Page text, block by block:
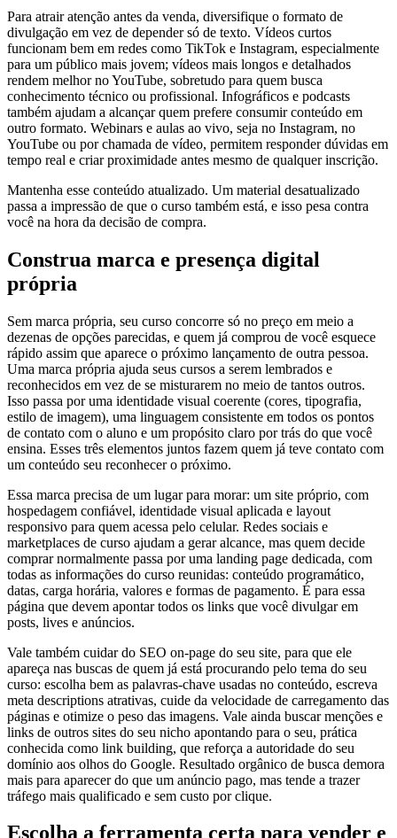
Para atrair atenção antes da venda, diversifique o formato de
divulgação em vez de depender só de texto. Vídeos curtos
funcionam bem em redes como TikTok e Instagram, especialmente
para um público mais jovem; vídeos mais longos e detalhados
rendem melhor no YouTube, sobretudo para quem busca
conhecimento técnico ou profissional. Infográficos e podcasts
também ajudam a alcançar quem prefere consumir conteúdo em
outro formato. Webinars e aulas ao vivo, seja no Instagram, no
YouTube ou por chamada de vídeo, permitem responder dúvidas em
tempo real e criar proximidade antes mesmo de qualquer inscrição.
Mantenha esse conteúdo atualizado. Um material desatualizado
passa a impressão de que o curso também está, e isso pesa contra
você na hora da decisão de compra.
Construa marca e presença digital
própria
Sem marca própria, seu curso concorre só no preço em meio a
dezenas de opções parecidas, e quem já comprou de você esquece
rápido assim que aparece o próximo lançamento de outra pessoa.
Uma marca própria ajuda seus cursos a serem lembrados e
reconhecidos em vez de se misturarem no meio de tantos outros.
Isso passa por uma identidade visual coerente (cores, tipografia,
estilo de imagem), uma linguagem consistente em todos os pontos
de contato com o aluno e um propósito claro por trás do que você
ensina. Esses três elementos juntos fazem quem já teve contato com
um conteúdo seu reconhecer o próximo.
Essa marca precisa de um lugar para morar: um site próprio, com
hospedagem confiável, identidade visual aplicada e layout
responsivo para quem acessa pelo celular. Redes sociais e
marketplaces de curso ajudam a gerar alcance, mas quem decide
comprar normalmente passa por uma landing page dedicada, com
todas as informações do curso reunidas: conteúdo programático,
datas, carga horária, valores e formas de pagamento. É para essa
página que devem apontar todos os links que você divulgar em
posts, lives e anúncios.
Vale também cuidar do SEO on-page do seu site, para que ele
apareça nas buscas de quem já está procurando pelo tema do seu
curso: escolha bem as palavras-chave usadas no conteúdo, escreva
meta descriptions atrativas, cuide da velocidade de carregamento das
páginas e otimize o peso das imagens. Vale ainda buscar menções e
links de outros sites do seu nicho apontando para o seu, prática
conhecida como link building, que reforça a autoridade do seu
domínio aos olhos do Google. Resultado orgânico de busca demora
mais para aparecer do que um anúncio pago, mas tende a trazer
tráfego mais qualificado e sem custo por clique.
Escolha a ferramenta certa para vender e